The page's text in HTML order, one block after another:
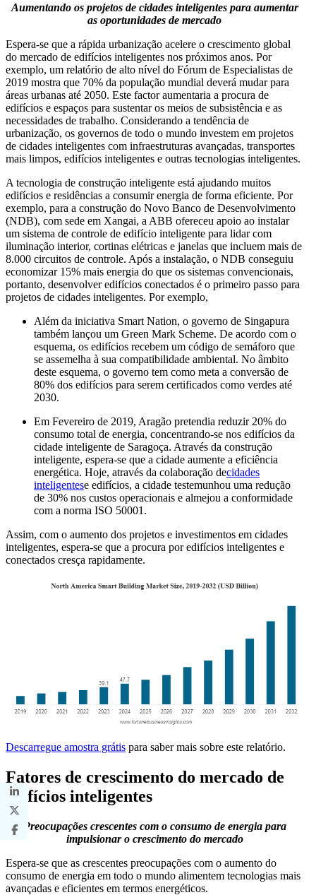
Aumentando os projetos de cidades inteligentes para aumentar
as oportunidades de mercado
Espera-se que a rápida urbanização acelere o crescimento global
do mercado de edifícios inteligentes nos próximos anos. Por
exemplo, um relatório de alto nível do Fórum de Especialistas de
2019 mostra que 70% da população mundial deverá mudar para
áreas urbanas até 2050. Este factor aumentaria a procura de
edifícios e espaços para sustentar os meios de subsistência e as
necessidades de trabalho. Considerando a tendência de
urbanização, os governos de todo o mundo investem em projetos
de cidades inteligentes com infraestruturas avançadas, transportes
mais limpos, edifícios inteligentes e outras tecnologias inteligentes.
A tecnologia de construção inteligente está ajudando muitos
edifícios e residências a consumir energia de forma eficiente. Por
exemplo, para a construção do Novo Banco de Desenvolvimento
(NDB), com sede em Xangai, a ABB ofereceu apoio ao instalar
um sistema de controle de edifício inteligente para lidar com
iluminação interior, cortinas elétricas e janelas que incluem mais de
8.000 circuitos de controle. Após a instalação, o NDB conseguiu
economizar 15% mais energia do que os sistemas convencionais,
portanto, desenvolver edifícios conectados é o primeiro passo para
projetos de cidades inteligentes. Por exemplo,
Além da iniciativa Smart Nation, o governo de Singapura
também lançou um Green Mark Scheme. De acordo com o
esquema, os edifícios recebem um código de semáforo que
se assemelha à sua compatibilidade ambiental. No âmbito
deste esquema, o governo tem como meta a conversão de
80% dos edifícios para serem certificados como verdes até
2030.
Em Fevereiro de 2019, Aragão pretendia reduzir 20% do
consumo total de energia, concentrando-se nos edifícios da
cidade inteligente de Saragoça. Através da construção
inteligente, espera-se que a cidade aumente a eficiência
energética. Hoje, através da colaboração decidades
inteligentese edifícios, a cidade testemunhou uma redução
de 30% nos custos operacionais e almejou a conformidade
com a norma ISO 50001.
Assim, com o aumento dos projetos e investimentos em cidades
inteligentes, espera-se que a procura por edifícios inteligentes e
conectados cresça rapidamente.
Descarregue amostra grátis para saber mais sobre este relatório.
Fatores de crescimento do mercado de
edifícios inteligentes
Preocupações crescentes com o consumo de energia para
impulsionar o crescimento do mercado
Espera-se que as crescentes preocupações com o aumento do
consumo de energia em todo o mundo alimentem tecnologias mais
avançadas e eficientes em termos energéticos.